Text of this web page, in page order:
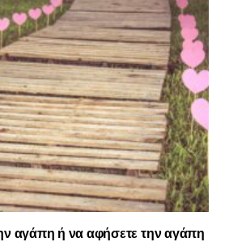
αγάπη ή να αφήσετε την αγάπη